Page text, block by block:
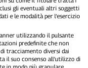
gli eventuali altri soggetti
e le modalità per l’esercizio
utilizzando il pulsante
predefinite che non
tracciamento diversi dai
il suo consenso all’utilizzo di